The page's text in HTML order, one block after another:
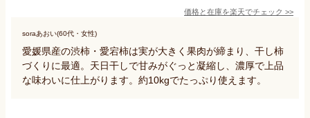
価格と在庫を楽天でチェック >>
soraあおい(60代・女性)
愛媛県産の渋柿・愛宕柿は実が大きく果肉が締まり、干し柿
づくりに最適。天日干しで甘みがぐっと凝縮し、濃厚で上品
な味わいに仕上がります。約10kgでたっぷり使えます。